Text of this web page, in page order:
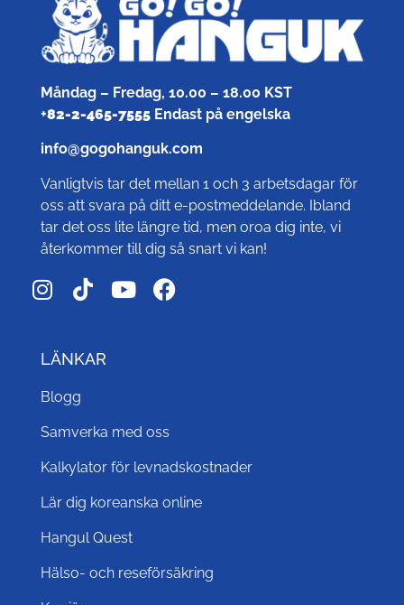
Måndag – Fredag, 10.00 – 18.00 KST
+82-2-465-7555Endast på engelska
info@gogohanguk.com
Vanligtvis tar det mellan 1 och 3 arbetsdagar för
oss att svara på ditt e-postmeddelande. Ibland
tar det oss lite längre tid, men oroa dig inte, vi
återkommer till dig så snart vi kan!
LÄNKAR
Blogg
Samverka med oss
Kalkylator för levnadskostnader
Lär dig koreanska online
Hangul Quest
Hälso- och reseförsäkring